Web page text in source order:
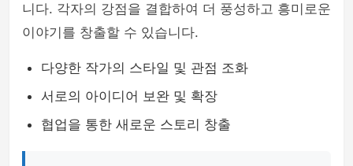
니다. 각자의 강점을 결합하여 더 풍성하고 흥미로운
이야기를 창출할 수 있습니다.
다양한 작가의 스타일 및 관점 조화
서로의 아이디어 보완 및 확장
협업을 통한 새로운 스토리 창출